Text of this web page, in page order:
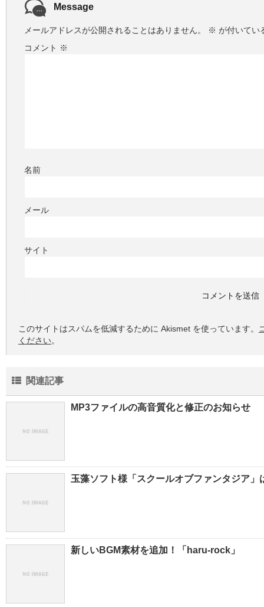
Message
メールアドレスが公開されることはありません。 ※ が付いてい
コメント ※
名前
メール
サイト
このサイトはスパムを低減するために Akismet を使っています。
ください。
関連記事
MP3ファイルの高音質化と修正のお知らせ
玉藻ソフト様「スクールオブファンタジア
新しいBGM素材を追加！「haru-rock」